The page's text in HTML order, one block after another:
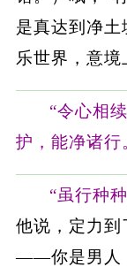
是真达到净
乐世界，意境
“令心相
护，能净诸行
“虽行种
他说，定力到
——你是男人